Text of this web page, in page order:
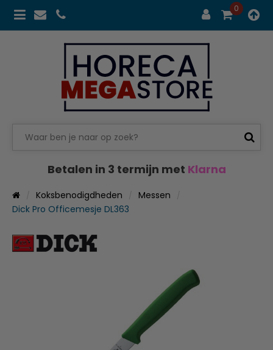
0
Betalen in 3 termijn met Klarna
Koksbenodigdheden
Messen
Dick Pro Officemesje DL363